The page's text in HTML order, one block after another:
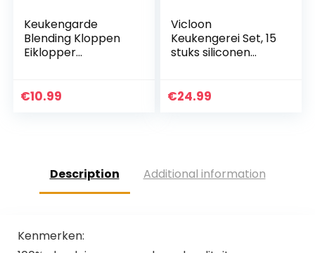
Keukengarde
Blending Kloppen
Eiklopper
Set Ballongarde
€10.99
Vicloon
Keukengerei Set, 15
stuks siliconen
inclusief borstel,
€24.99
Description Additional information
Kenmerken: